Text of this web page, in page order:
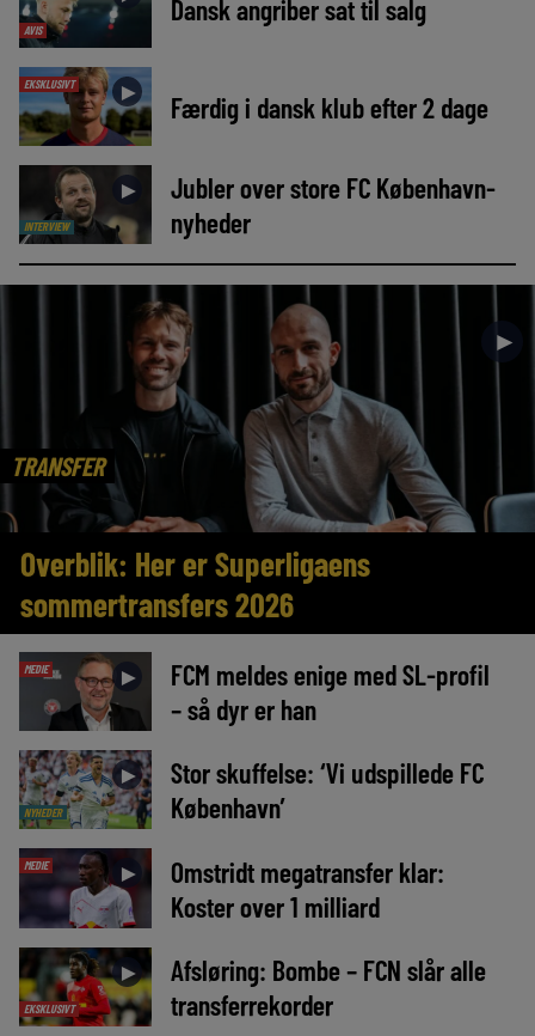
AVIS
Dansk angriber sat til salg
EKSKLUSIVT ► Færdig i dansk klub efter 2 dage
INTERVIEW
►
Jubler over store FC København-
nyheder
TRANSFER
►
Overblik: Her er Superligaens
sommertransfers 2026
MEDIE ►
FCM meldes enige med SL-profil
– så dyr er han
NYHEDER
►
Stor skuffelse: ‘Vi udspillede FC
København’
MEDIE ►
Omstridt megatransfer klar:
Koster over 1 milliard
EKSKLUSIVT
►
Afsløring: Bombe – FCN slår alle
transferrekorder